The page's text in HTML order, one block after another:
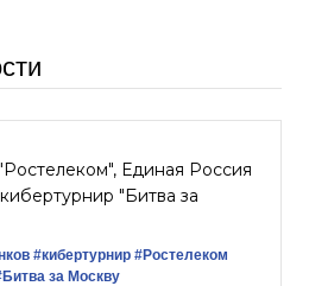
Единая Россия
"Битва за
#кибертурнир #Ростелеком
за Москву